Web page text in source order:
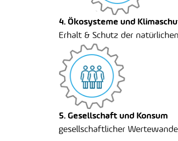
4. Ökosysteme und
Erhalt & Schutz der
5. Gesellschaft und Konsum
gesellschaftlicher